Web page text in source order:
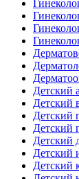
Детский
Детский
Детский
Детский
Детский
Детский
Детский